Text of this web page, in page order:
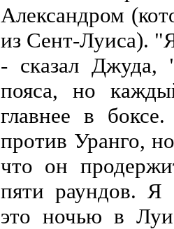
Александром
из Сент-Луиса).
- сказал Джуда,
пояса, но
главнее в
против Уранго,
что он
пяти раундов. Я
это ночью в